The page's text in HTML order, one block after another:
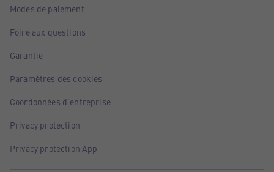
Modes de paiement
Foire aux questions
Garantie
Paramètres des cookies
Coordonnées d'entreprise
Privacy protection
Privacy protection App